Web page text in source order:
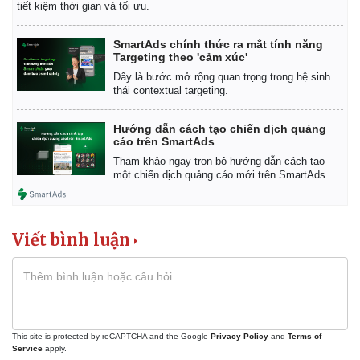
tiết kiệm thời gian và tối ưu.
SmartAds chính thức ra mắt tính năng
Targeting theo 'cảm xúc'
Đây là bước mở rộng quan trọng trong hệ sinh
thái contextual targeting.
Hướng dẫn cách tạo chiến dịch quảng
cáo trên SmartAds
Tham khảo ngay trọn bộ hướng dẫn cách tạo
một chiến dịch quảng cáo mới trên SmartAds.
Viết bình luận
This site is protected by reCAPTCHA and the Google Privacy Policy and Terms of
Service apply.